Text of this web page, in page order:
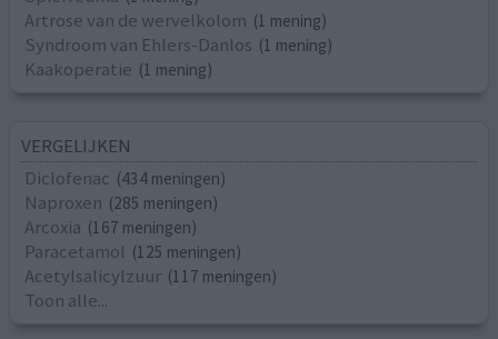
Artrose van de wervelkolom (1 mening)
Syndroom van Ehlers-Danlos (1 mening)
Kaakoperatie (1 mening)
VERGELIJKEN
Diclofenac (434 meningen)
Naproxen (285 meningen)
Arcoxia (167 meningen)
Paracetamol (125 meningen)
Acetylsalicylzuur (117 meningen)
Toon alle...